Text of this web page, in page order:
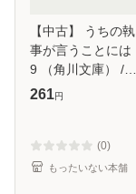
【中古】 うちの執
事が言うことには
9 （角川文庫） /
高里 椎奈 /
料】
261円
(0)
もったいない本舗